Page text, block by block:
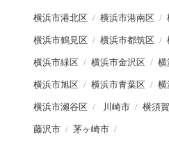
横浜市港北区 横浜市港南区
横浜市鶴見区 横浜市都筑区
横浜市緑区 横浜市金沢区 横
横浜市旭区 横浜市青葉区 横
横浜市瀬谷区 川崎市 横須
藤沢市 茅ヶ崎市